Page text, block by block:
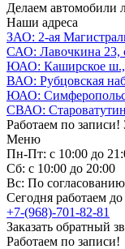
Делаем автомобили
Наши адреса
ЗАО: 2-ая
САО: Лавочкина 23,
ЮАО: Каширское
ВАО: Рубцовская
ЮАО:
СВАО:
Работаем по записи!
Меню
Пн-Пт: с 10:00 до
Сб: с 10:00 до 20:00
Вс: По согласованию
Сегодня работаем
+7-(968)-701-82-81
Заказать обратный
Работаем по записи!